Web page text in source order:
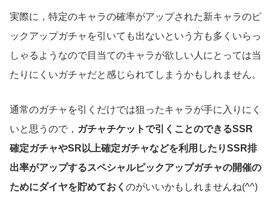
実際に，特定のキャラの確率がアップされた新キャラのピ
ックアップガチャを引いても出ないという方も多くいらっ
しゃるようなので目当てのキャラが欲しい人にとっては当
たりにくいガチャだと感じられてしまうかもしれません。
通常のガチャを引くだけでは狙ったキャラが手に入りにく
いと思うので， ガチャチケットで引くことのできるSSR
確定ガチャやSR以上確定ガチャなどを利用したりSSR排
出率がアップするスペシャルピックアップガチャの開催の
ためにダイヤを貯めておく のがいいかもしれませんね(^^)